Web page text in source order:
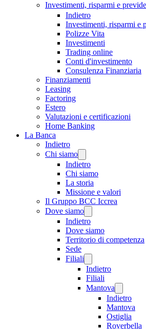
Investimenti, risparmi e
Indietro
Investimenti, risparmi e
Polizze Vita
Investimenti
Trading online
Conti d'investimento
Consulenza Finanziaria
Finanziamenti
Leasing
Factoring
Estero
Valutazioni e certificazioni
Home Banking
La Banca
Indietro
Chi siamo
Indietro
Chi siamo
La storia
Missione e valori
Il Gruppo BCC Iccrea
Dove siamo
Indietro
Dove siamo
Territorio di competenza
Sede
Filiali
Indietro
Filiali
Mantova
Indietro
Mantova
Ostiglia
Roverbella